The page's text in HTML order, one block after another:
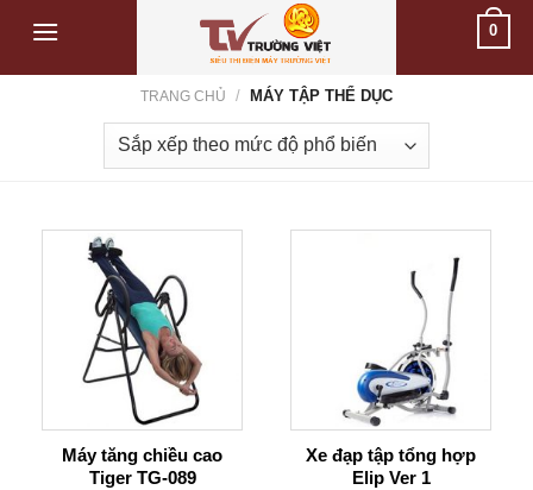
content
0
TRANG CHỦ / MÁY TẬP THỂ DỤC
Máy tăng chiều cao
Tiger TG-089
Xe đạp tập tổng hợp
Elip Ver 1